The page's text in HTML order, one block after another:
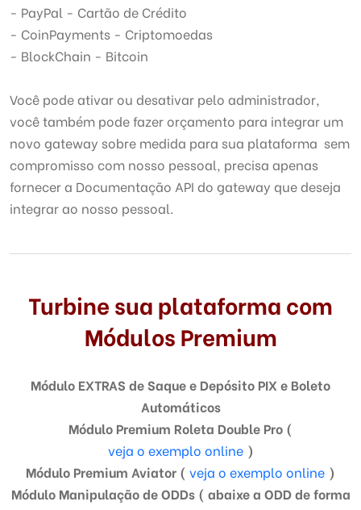
- PayPal - Cartão de Crédito
- CoinPayments - Criptomoedas
- BlockChain - Bitcoin
Você pode ativar ou desativar pelo administrador,
você também pode fazer orçamento para integrar um
novo gateway sobre medida para sua plataforma sem
compromisso com nosso pessoal, precisa apenas
fornecer a Documentação API do gateway que deseja
integrar ao nosso pessoal.
Turbine sua plataforma com
Módulos Premium
Módulo EXTRAS deSaque e Depósito PIX e Boleto
Automáticos
Módulo Premium Roleta Double Pro (
veja o exemplo online)
Módulo Premium Aviator ( veja o exemplo online )
Módulo Manipulação de ODDs ( abaixe a ODD de forma